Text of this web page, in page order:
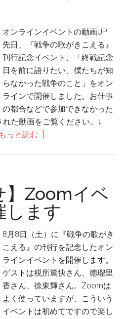
オンラインイベントの動画UP
先日、『戦争の歌がきこえる』
刊行記念イベント、「終戦記念
日を前に語りたい、僕たちが知
らなかった戦争のこと」をオン
ラインで開催しました。お仕事
の都合などで参加できなかった
れた動画をご覧ください。↓
っと読む...]
が
き
こ
え
る」
刊
行
イ
ベ
ン
】Zoomイベ
します
8月8日（土）に『戦争の歌がき
こえる』の刊行を記念したオン
ラインイベントを開催します。
ゲストは税所篤快さん、徳瑠里
香さん、徐東輝さん。Zoomは
よく使っていますが、こういう
イベントは初めてですので楽し